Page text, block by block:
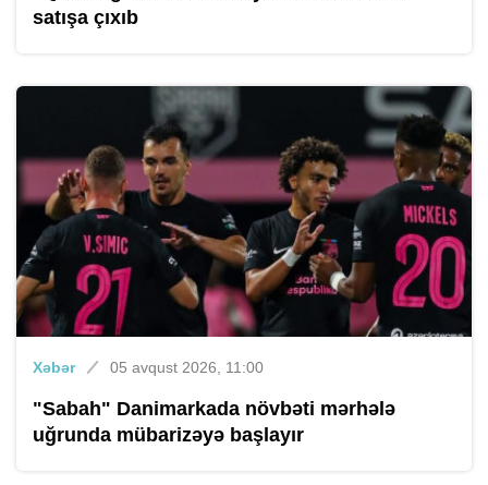
satışa çıxıb
Xəbər 05 avqust 2026, 11:00
"Sabah" Danimarkada növbəti mərhələ
uğrunda mübarizəyə başlayır